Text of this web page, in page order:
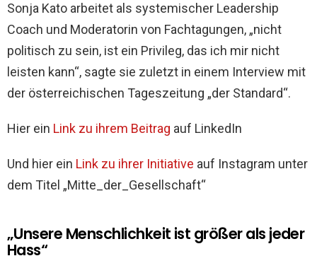
Sonja Kato arbeitet als systemischer Leadership
Coach und Moderatorin von Fachtagungen, „nicht
politisch zu sein, ist ein Privileg, das ich mir nicht
leisten kann“, sagte sie zuletzt in einem Interview mit
der österreichischen Tageszeitung „der Standard“.
Hier ein Link zu ihrem Beitrag auf LinkedIn
Und hier ein Link zu ihrer Initiative auf Instagram unter
dem Titel „Mitte_der_Gesellschaft“
„Unsere Menschlichkeit ist größer als jeder
Hass“